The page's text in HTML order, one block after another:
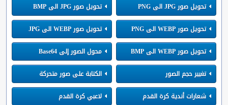
تحويل صور JPG الى PNG
تحويل صور JPG الى BMP
تحويل صور WEBP الى PNG
تحويل صور WEBP الى JPG
تحويل صور WEBP الى BMP
محول الصور إلى Base64
تغيير حجم الصور
الكتابة على صور متحركة
شعارات أندية كرة القدم
لاعبي كرة القدم